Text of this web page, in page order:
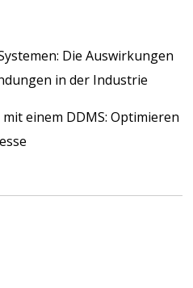
Die Auswirkungen
in der Industrie
einem DDMS: Optimieren